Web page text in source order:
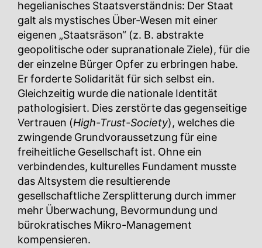
hegelianisches Staatsverständnis: Der Staat
galt als mystisches Über-Wesen mit einer
eigenen „Staatsräson“ (z. B. abstrakte
geopolitische oder supranationale Ziele), für die
der einzelne Bürger Opfer zu erbringen habe.
Er forderte Solidarität für sich selbst ein.
Gleichzeitig wurde die nationale Identität
pathologisiert. Dies zerstörte das gegenseitige
Vertrauen (High-Trust-Society), welches die
zwingende Grundvoraussetzung für eine
freiheitliche Gesellschaft ist. Ohne ein
verbindendes, kulturelles Fundament musste
das Altsystem die resultierende
gesellschaftliche Zersplitterung durch immer
mehr Überwachung, Bevormundung und
bürokratisches Mikro-Management
kompensieren.